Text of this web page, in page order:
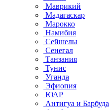
Маврикий
Мадагаскар
Марокко
Намибия
Сейшелы
Сенегал
Танзания
Тунис
Уганда
Эфиопия
ЮАР
Антигуа и Барбуда